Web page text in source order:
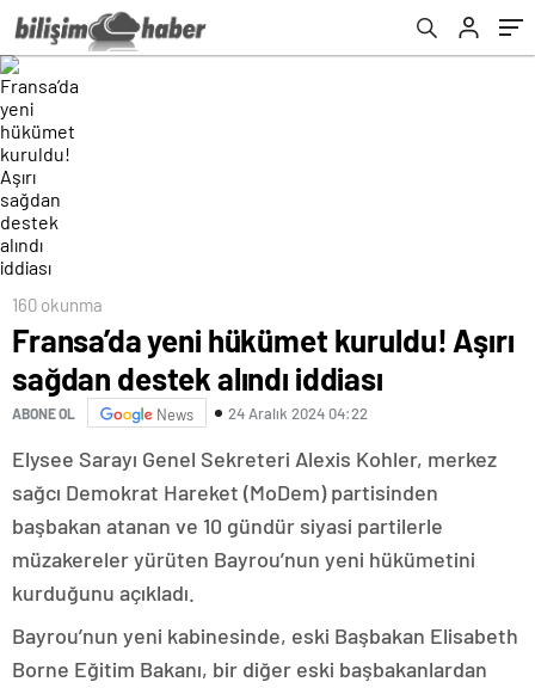
160 okunma
Fransa’da yeni hükümet kuruldu! Aşırı
sağdan destek alındı iddiası
ABONE OL News 24 Aralık 2024 04:22
Elysee Sarayı Genel Sekreteri Alexis Kohler, merkez
sağcı Demokrat Hareket (MoDem) partisinden
başbakan atanan ve 10 gündür siyasi partilerle
müzakereler yürüten Bayrou’nun yeni hükümetini
kurduğunu açıkladı.
Bayrou’nun yeni kabinesinde, eski Başbakan Elisabeth
Borne Eğitim Bakanı, bir diğer eski başbakanlardan